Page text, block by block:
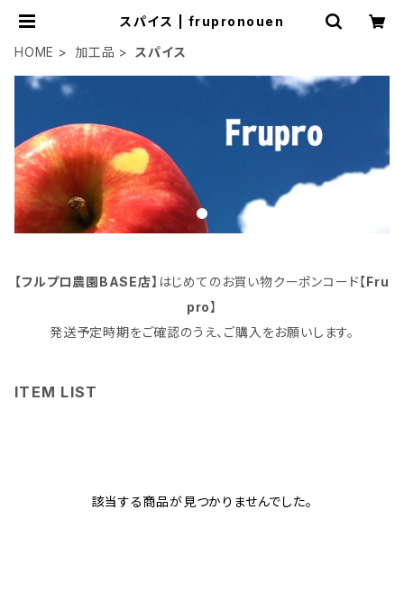
スパイス | frupronouen
HOME
加工品 スパイス
【フルプロ農園BASE店】 はじめてのお買い物クーポンコード【Fru
pro】
発送予定時期をご確認のうえ、ご購入をお願いします。
ITEM LIST
該当する商品が見つかりませんでした。